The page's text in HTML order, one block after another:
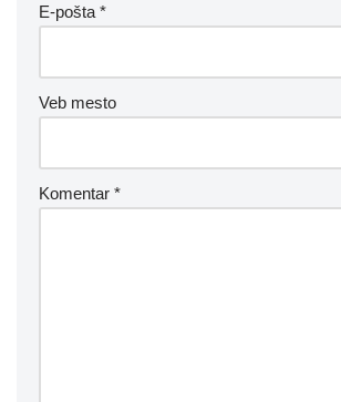
E-pošta *
Veb mesto
Komentar *